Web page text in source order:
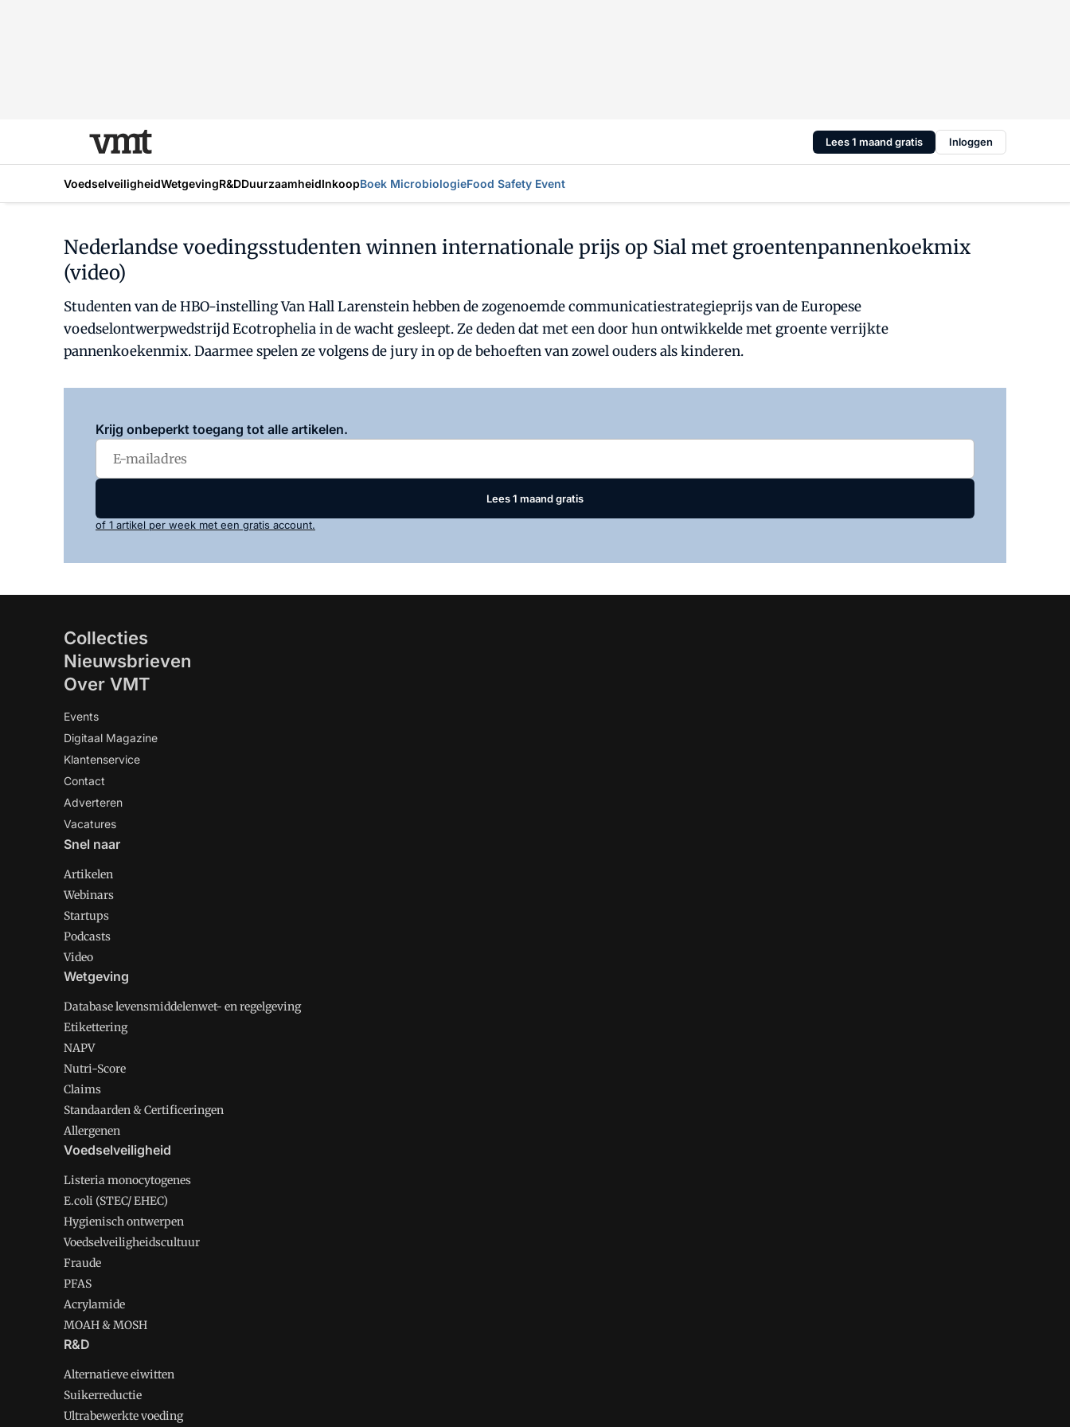
Lees 1 maand gratis Inloggen
VoedselveiligheidWetgevingR&DDuurzaamheidInkoopBoek MicrobiologieFood Safety Event
Nederlandse voedingsstudenten winnen internationale prijs op Sial met groentenpannenkoekmix
(video)
Studenten van de HBO-instelling Van Hall Larenstein hebben de zogenoemde communicatiestrategieprijs van de Europese
voedselontwerpwedstrijd Ecotrophelia in de wacht gesleept. Ze deden dat met een door hun ontwikkelde met groente verrijkte
pannenkoekenmix. Daarmee spelen ze volgens de jury in op de behoeften van zowel ouders als kinderen.
Krijg onbeperkt toegang tot alle artikelen.
Lees 1 maand gratis
of 1 artikel per week met een gratis account.
Collecties
Nieuwsbrieven
Over VMT
Events
Digitaal Magazine
Klantenservice
Contact
Adverteren
Vacatures
Snel naar
Artikelen
Webinars
Startups
Podcasts
Video
Wetgeving
Database levensmiddelenwet- en regelgeving
Etikettering
NAPV
Nutri-Score
Claims
Standaarden & Certificeringen
Allergenen
Voedselveiligheid
Listeria monocytogenes
E.coli (STEC/ EHEC)
Hygienisch ontwerpen
Voedselveiligheidscultuur
Fraude
PFAS
Acrylamide
MOAH & MOSH
R&D
Alternatieve eiwitten
Suikerreductie
Ultrabewerkte voeding